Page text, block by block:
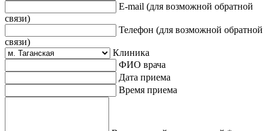
E-mail (для возможной обратной
связи)
Телефон (для возможной обратной
связи)
Клиника
ФИО врача
Дата приема
Время приема